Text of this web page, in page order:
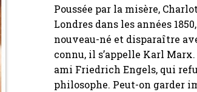
Poussée par la misère,
Londres dans les années
nouveau-né et disparaître
connu, il s’appelle Karl
ami Friedrich Engels, qui
philosophe. Peut-on garder